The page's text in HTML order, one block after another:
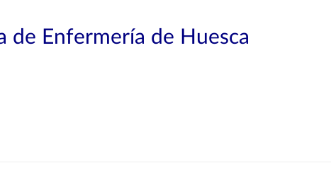
de Enfermería de Huesca